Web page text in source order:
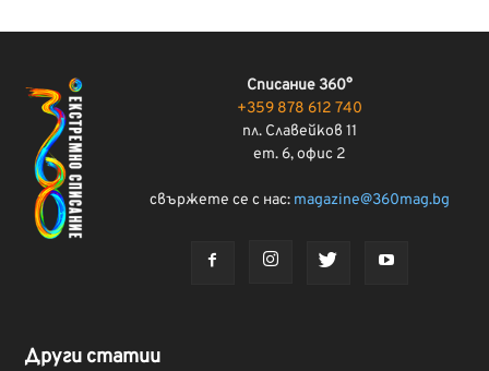
Списание 360°
+359 878 612 740
пл. Славейков 11
ет. 6, офис 2
свържете се с нас: magazine@360mag.bg
Други статии